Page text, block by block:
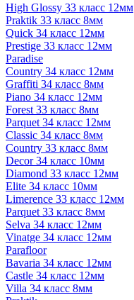
High Glossy 33 класс 12мм
Praktik 33 класс 8мм
Quick 34 класс 12мм
Prestige 33 класс 12мм
Paradise
Country 34 класс 12мм
Graffiti 34 класс 8мм
Piano 34 класс 12мм
Forest 33 класс 8мм
Parquet 34 класс 12мм
Classic 34 класс 8мм
Country 33 класс 8мм
Decor 34 класс 10мм
Diamond 33 класс 12мм
Elite 34 класс 10мм
Limerence 33 класс 12мм
Parquet 33 класс 8мм
Selva 34 класс 12мм
Vinatge 34 класс 12мм
Parafloor
Bavaria 34 класс 12мм
Castle 34 класс 12мм
Villa 34 класс 8мм